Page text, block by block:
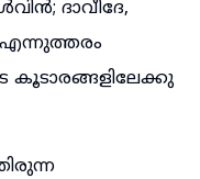
ദാവീദേ,